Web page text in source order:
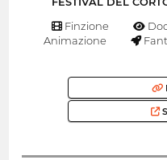
Finzione
Animazione